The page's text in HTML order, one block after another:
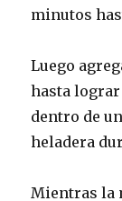
minutos
Luego
hasta
dentro de
heladera
Mientras la